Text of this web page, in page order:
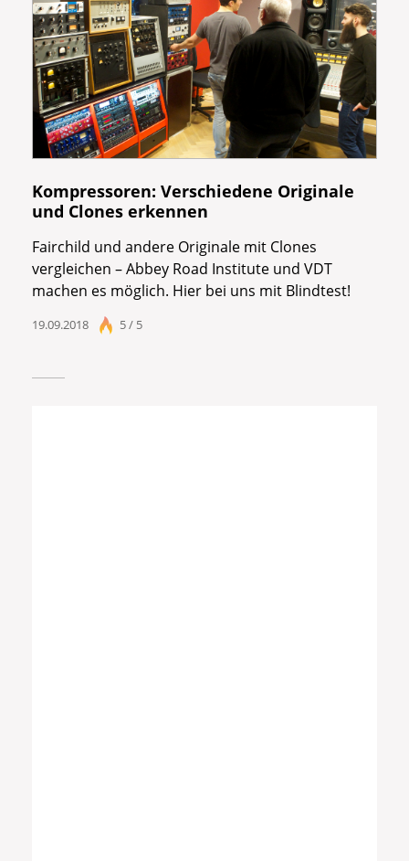
Kompressoren: Verschiedene Originale
und Clones erkennen
Fairchild und andere Originale mit Clones
vergleichen – Abbey Road Institute und VDT
machen es möglich. Hier bei uns mit Blindtest!
19.09.2018 5 / 5